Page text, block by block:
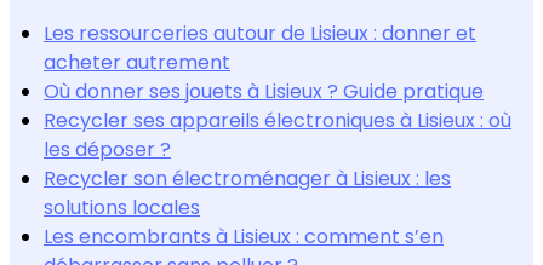
Les ressourceries autour de Lisieux : donner et
acheter autrement
Où donner ses jouets à Lisieux ? Guide pratique
Recycler ses appareils électroniques à Lisieux : où
les déposer ?
Recycler son électroménager à Lisieux : les
solutions locales
Les encombrants à Lisieux : comment s’en